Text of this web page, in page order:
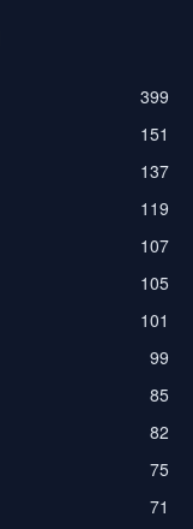
399
151
137
119
107
105
101
99
85
82
75
71